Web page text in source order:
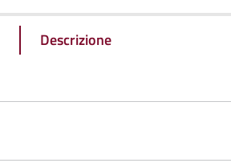
Descrizione